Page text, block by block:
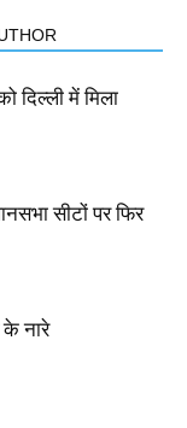
दिल्ली में मिला
सीटों पर फिर
के नारे